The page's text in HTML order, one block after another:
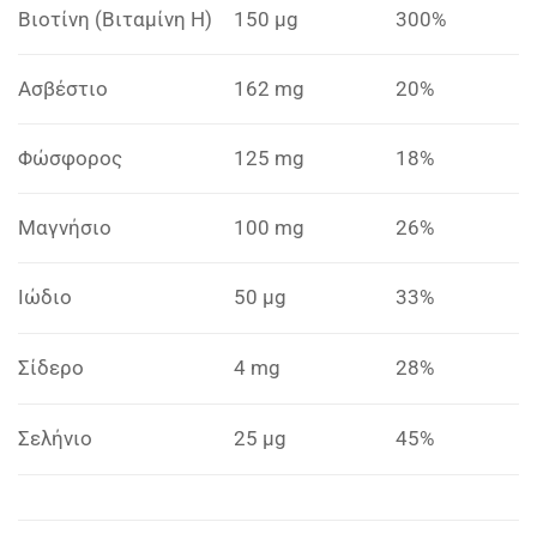
Βιοτίνη (Βιταμίνη Η) 150 μg 300%
Ασβέστιο 162 mg 20%
Φώσφορος 125 mg 18%
Μαγνήσιο 100 mg 26%
Ιώδιο 50 μg 33%
Σίδερο 4 mg 28%
Σελήνιο 25 μg 45%